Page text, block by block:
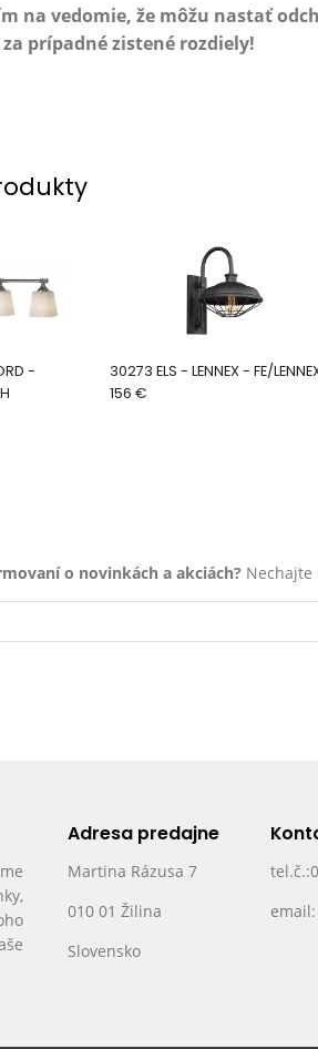
na vedomie, že môžu nastať
prípadné zistené rozdiely!
30273 ELS - LENNEX - FE/
156 €
o novinkách a akciách? Nechajte
Adresa predajne
Martina Rázusa 7
010 01 Žilina
Slovensko
email: